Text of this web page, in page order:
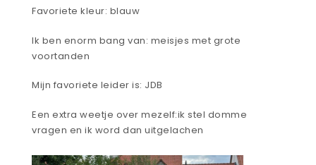
Favoriete kleur: blauw
Ik ben enorm bang van: meisjes met grote
voortanden
Mijn favoriete leider is: JDB
Een extra weetje over mezelf:ik stel domme
vragen en ik word dan uitgelachen